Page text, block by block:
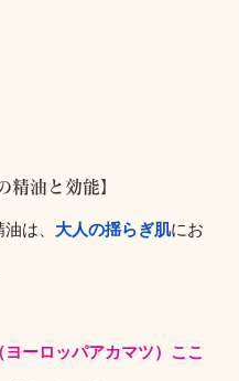
精油と効能】
は、 大人の揺らぎ肌にお
ヨーロッパアカマツ）ここ